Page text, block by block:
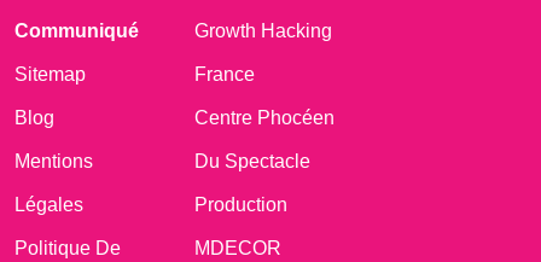
Communiqué
Sitemap
Blog
Mentions
Légales
Politique De
Growth Hacking
France
Centre Phocéen
Du Spectacle
Production
MDECOR